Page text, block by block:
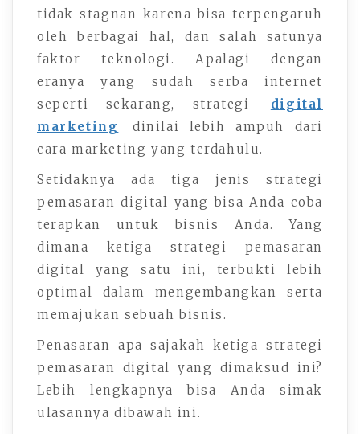
tidak stagnan karena bisa terpengaruh
oleh berbagai hal, dan salah satunya
faktor teknologi. Apalagi dengan
eranya yang sudah serba internet
seperti sekarang, strategi
digital
marketing
dinilai lebih ampuh dari
cara marketing yang terdahulu.
Setidaknya ada tiga jenis strategi
pemasaran digital yang bisa Anda coba
terapkan untuk bisnis Anda. Yang
dimana ketiga strategi pemasaran
digital yang satu ini, terbukti lebih
optimal dalam mengembangkan serta
memajukan sebuah bisnis.
Penasaran apa sajakah ketiga strategi
pemasaran digital yang dimaksud ini?
Lebih lengkapnya bisa Anda simak
ulasannya dibawah ini.